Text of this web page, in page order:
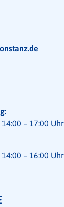
– 17:00 Uhr
– 16:00 Uhr